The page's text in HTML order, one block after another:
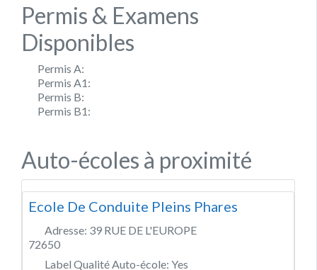
Permis & Examens
Disponibles
Permis A:
Permis A1:
Permis B:
Permis B1:
Auto-écoles à proximité
Ecole De Conduite Pleins Phares
Adresse: 39 RUE DE L'EUROPE
72650
Label Qualité Auto-école: Yes